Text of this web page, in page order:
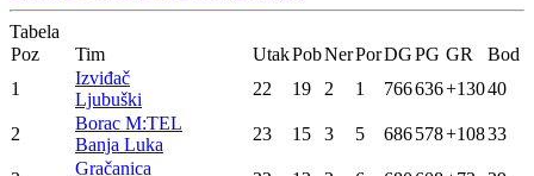
Tabela
Poz
Tim UtakPobNerPorDGPG GR
Bod
1
Izviđač
Ljubuški
22 19 2 1 766636+13040
2
Borac M:TEL
Banja Luka
23 15 3 5 686578+10833
Gračanica